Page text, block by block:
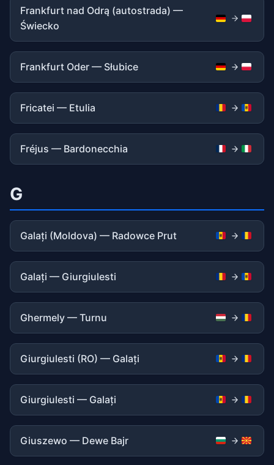
Frankfurt nad Odrą (autostrada) —
Świecko
Frankfurt Oder — Słubice
Fricatei — Etulia
Fréjus — Bardonecchia
G
Galați (Moldova) — Radowce Prut
Galați — Giurgiulesti
Ghermely — Turnu
Giurgiulesti (RO) — Galați
Giurgiulesti — Galați
Giuszewo — Dewe Bajr